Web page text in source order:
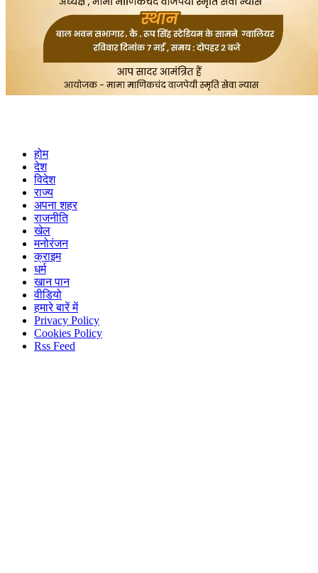
होम
देश
विदेश
राज्य
अपना शहर
राजनीति
खेल
मनोरंजन
क्राइम
धर्म
खान पान
वीडियो
हमारे बारें में
Privacy Policy
Cookies Policy
Rss Feed